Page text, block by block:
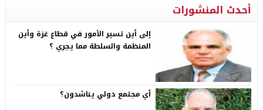
أحدث المنشورات
إلى أين تسير الأمور في قطاع غزة وأين
المنظمة والسلطة مما يجري ؟
أي مجتمع دولي يناشدون؟